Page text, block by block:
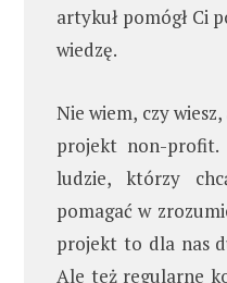
artykuł pomógł Ci
wiedzę.
Nie wiem, czy
projekt non-profit.
ludzie, którzy
pomagać w
projekt to dla nas
Ale też regularne